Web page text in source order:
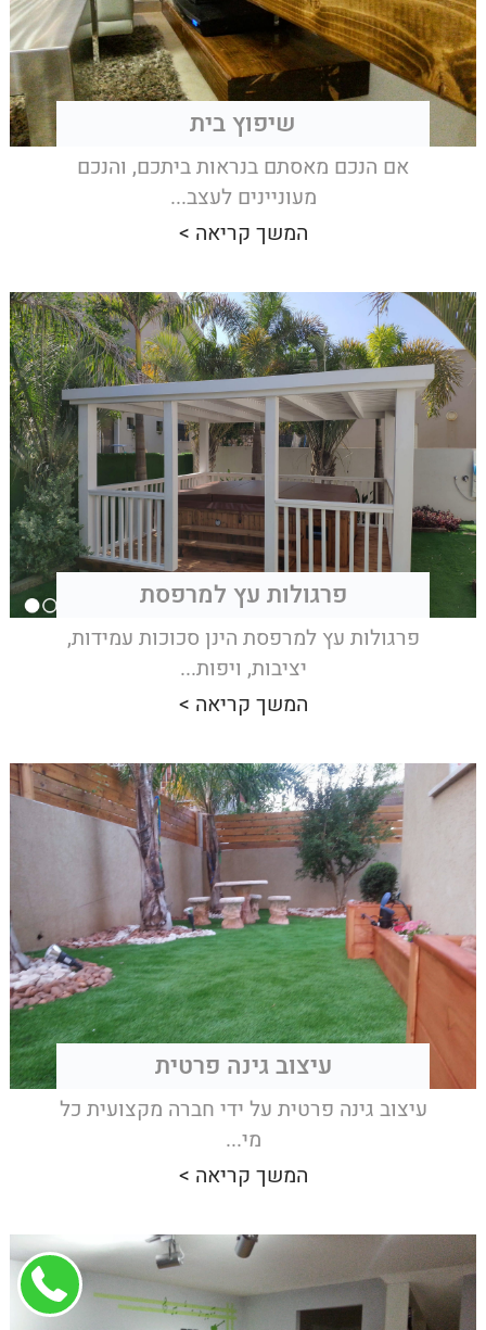
שיפוץ בית
אם הנכם מאסתם בנראות ביתכם, והנכם
מעוניינים לעצב...
המשך קריאה >
פרגולות עץ למרפסת
פרגולות עץ למרפסת הינן סכוכות עמידות,
יציבות, ויפות...
המשך קריאה >
עיצוב גינה פרטית
עיצוב גינה פרטית על ידי חברה מקצועית כל
מי...
המשך קריאה >